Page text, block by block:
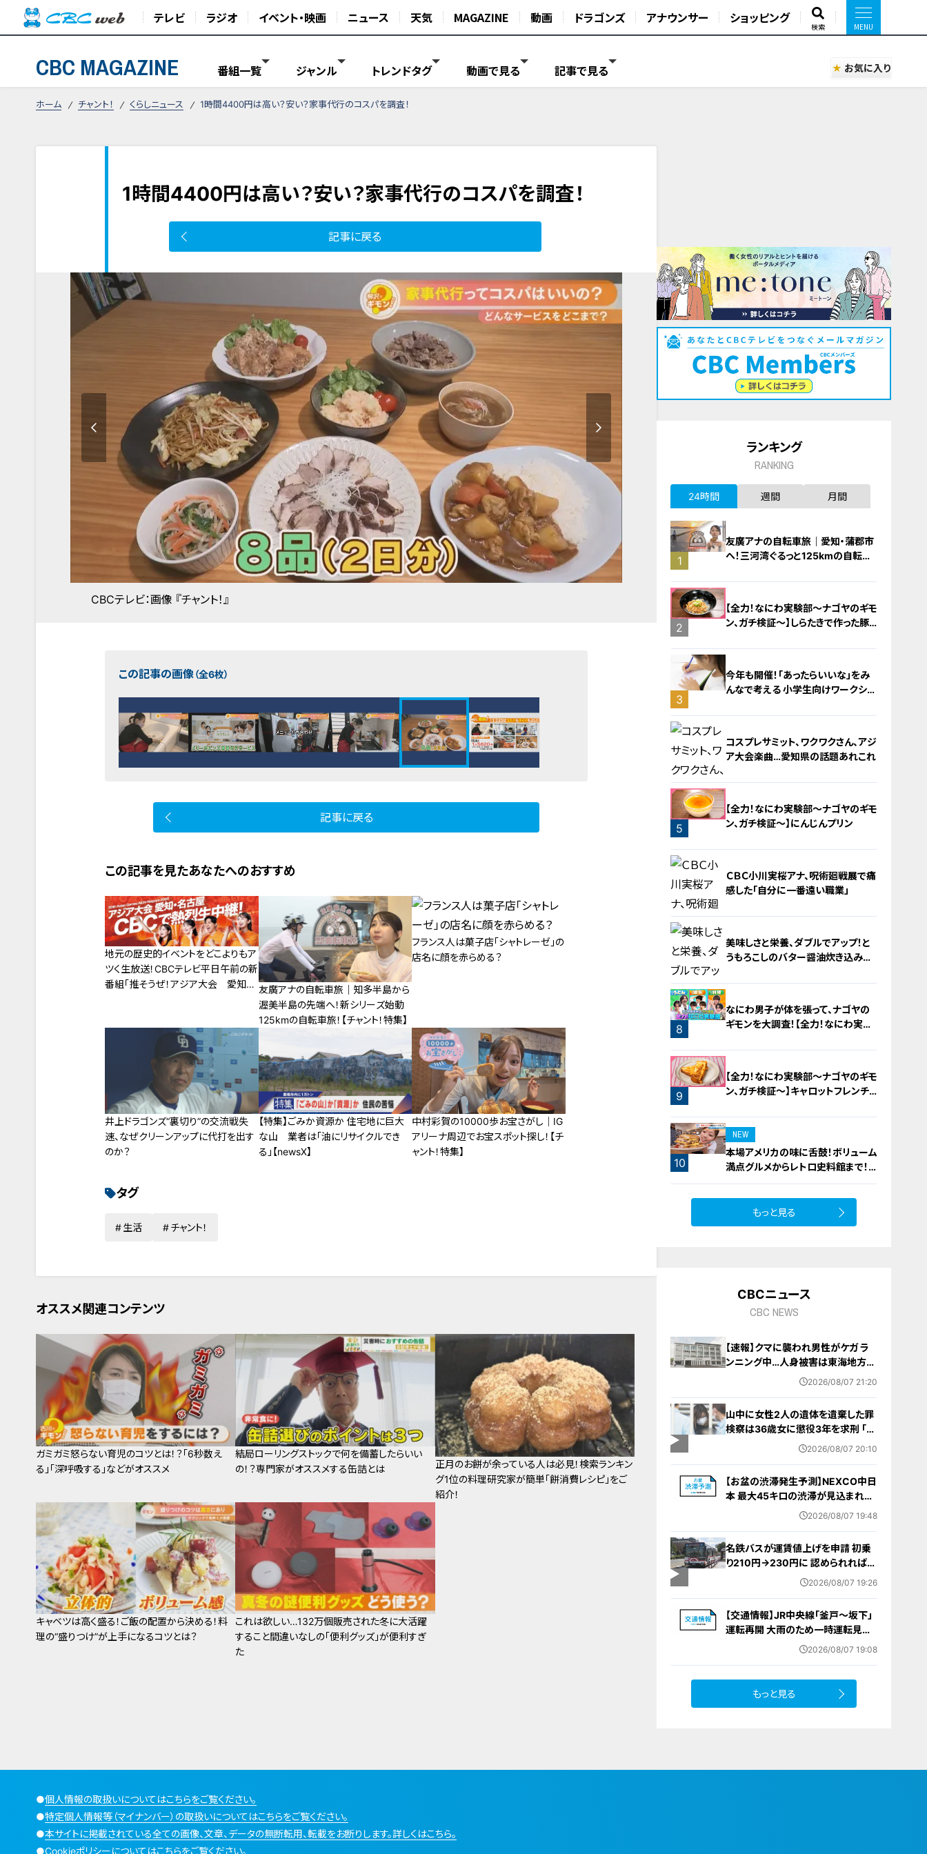
テレビ ラジオ イベント・映画 ニュース 天気 MAGAZINE 動画 ドラゴンズ アナウンサー ショッピング
検索
CBC MAGAZINE 番組一覧 ジャンル トレンドタグ 動画で見る 記事で見る お気に入り
ホーム チャント！ くらしニュース 1時間4400円は高い？安い？家事代行のコスパを調査！
1時間4400円は高い？安い？家事代行のコスパを調査！
記事に戻る
CBCテレビ：画像 『チャント！』
この記事の画像（全6枚）
記事に戻る
この記事を見たあなたへのおすすめ
地元の歴史的イベントをどこよりもア
ツく生放送！CBCテレビ平日午前の新
番組「推そうぜ！アジア大会 愛知・
友廣アナの自転車旅｜知多半島から
渥美半島の先端へ！新シリーズ始動
125kmの自転車旅！【チャント！特集】
フランス人は菓子店「シャトレーゼ」の
店名に顔を赤らめる？
井上ドラゴンズ“裏切り”の交流戦失
速、なぜクリーンアップに代打を出す
のか？
【特集】ごみか資源か 住宅地に巨大
な山 業者は「油にリサイクルでき
る」【newsX】
中村彩賀の10000歩お宝さがし｜IG
アリーナ周辺でお宝スポット探し！【チ
ャント！特集】
タグ
生活 チャント！
オススメ関連コンテンツ
ガミガミ怒らない育児のコツとは！？「6秒数え
る」「深呼吸する」などがオススメ
結局ローリングストックで何を備蓄したらいい
の！？専門家がオススメする缶詰とは
正月のお餅が余っている人は必見！検索ランキン
グ1位の料理研究家が簡単「餅消費レシピ」をご
紹介！
キャベツは高く盛る！ご飯の配置から決める！料
理の“盛りつけ”が上手になるコツとは？
これは欲しい…132万個販売された冬に大活躍
すること間違いなしの「便利グッズ」が便利すぎ
た
ランキング
RANKING
24時間 週間 月間
1
友廣アナの自転車旅｜愛知・蒲郡市
へ！三河湾ぐるっと125kmの自転車
2
【全力！なにわ実験部～ナゴヤのギモ
ン、ガチ検証～】しらたきで作った豚
3
今年も開催！「あったらいいな」をみ
んなで考える 小学生向けワークショ
4
コスプレサミット、ワクワクさん、アジ
ア大会楽曲…愛知県の話題あれこれ
5
【全力！なにわ実験部～ナゴヤのギモ
ン、ガチ検証～】にんじんプリン
6
ＣＢＣ小川実桜アナ、呪術廻戦展で痛
感した「自分に一番遠い職業」
7
美味しさと栄養、ダブルでアップ！と
うもろこしのバター醤油炊き込みご
8
なにわ男子が体を張って、ナゴヤの
ギモンを大調査！【全力！なにわ実験
9
【全力！なにわ実験部～ナゴヤのギモ
ン、ガチ検証～】キャロットフレンチ
10
NEW
本場アメリカの味に舌鼓！ボリューム
満点グルメからレトロ史料館まで！
愛知・東海市の感動スポット3選
もっと見る
CBCニュース
CBC NEWS
【速報】クマに襲われ男性がケガ ラ
ンニング中…人身被害は東海地方で
今シーズン初めて 岐阜県高山市
2026/08/07 21:20
山中に女性2人の遺体を遺棄した罪
検察は36歳女に懲役3年を求刑 ｢遺
棄時に近くに居続けたこと自体が重
2026/08/07 20:10
【お盆の渋滞発生予測】NEXCO中日
本 最大45キロの渋滞が見込まれる
区間も… 中央道・東名・新東名・東名
2026/08/07 19:48
名鉄バスが運賃値上げを申請 初乗
り210円→230円に 認められれば
12月から全路線で平均1割程度の値
2026/08/07 19:26
【交通情報】JR中央線「釜戸～坂下」
運転再開 大雨のため一時運転見合
2026/08/07 19:08
もっと見る
●個人情報の取扱いについてはこちらをご覧ください。
●特定個人情報等（マイナンバー）の取扱いについてはこちらをご覧ください。
●本サイトに掲載されている全ての画像、文章、データの無断転用、転載をお断りします。詳しくはこちら。
●Cookieポリシーについてはこちらをご覧ください。